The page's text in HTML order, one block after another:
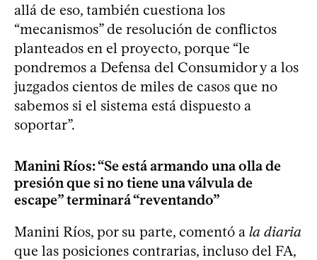
allá de eso, también cuestiona los
“mecanismos” de resolución de conflictos
planteados en el proyecto, porque “le
pondremos a Defensa del Consumidor y a los
juzgados cientos de miles de casos que no
sabemos si el sistema está dispuesto a
soportar”.
Manini Ríos: “Se está armando una olla de
presión que si no tiene una válvula de
escape” terminará “reventando”
Manini Ríos, por su parte, comentó a la diaria
que las posiciones contrarias, incluso del FA,